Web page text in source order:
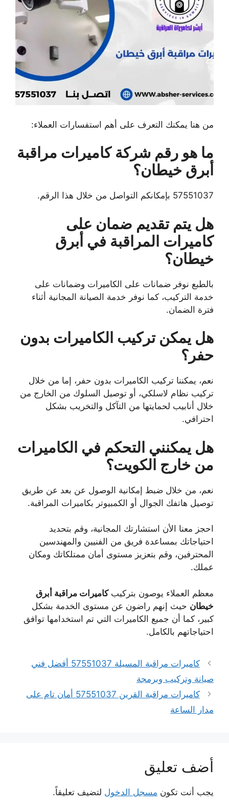
من هنا يمكنك التعرف على أهم استفسارات العملاء:
ما هو رقم شركة كاميرات مراقبة
أبرق خيطان؟
57551037 بإمكانكم التواصل من خلال هذا الرقم.
هل يتم تقديم ضمان على
كاميرات المراقبة في أبرق
خيطان؟
بالطبع نوفر ضمانات على الكاميرات وضمانات على
خدمة التركيب، كما نوفر خدمة الصيانة المجانية أثناء
فترة الضمان.
هل يمكن تركيب الكاميرات بدون
حفر؟
نعم، يمكننا تركيب الكاميرات بدون حفر، إما من خلال
تركيب نظام لاسلكي، أو توصيل السلوك من الخارج من
خلال أنابيب لحمايتها من التآكل والتخريب بشكل
احترافي.
هل يمكنني التحكم في الكاميرات
من خارج الكويت؟
نعم، من خلال ضبط إمكانية الوصول عن بعد عن طريق
توصيل هاتفك الجوال أو الكمبيوتر بكاميرات المراقبة.
احجز معنا الأن استشارتك المجانية، وقم بتحديد
احتياجاتك بمساعدة فريق من الفنيين والمهندسين
المحترفين، وقم بتعزيز مستوى أمان ممتلكاتك ومكان
عملك.
معظم العملاء يوصون بتركيبكاميرات مراقبة أبرق
خيطان حيث إنهم راضون عن مستوى الخدمة بشكل
كبير، كما أن جميع الكاميرات التي تم استخدامها توافق
احتياجاتهم بالكامل.
كاميرات مراقبة المسيلة 57551037 أفضل فني
صيانة وتركيب وبرمجة
كاميرات مراقبة القرين 57551037 أمان تام على
مدار الساعة
أضف تعليق
يجب أنت تكون مسجل الدخول لتضيف تعليقاً.